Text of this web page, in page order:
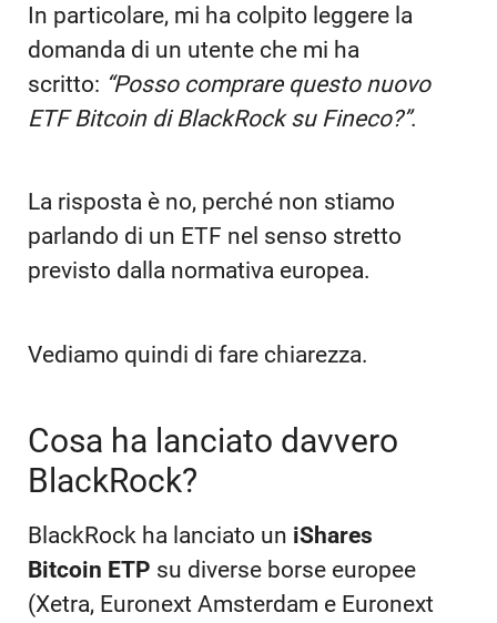
In particolare, mi ha colpito leggere la
domanda di un utente che mi ha
scritto: “Posso comprare questo nuovo
ETF Bitcoin di BlackRock su Fineco?”.
La risposta è no, perché non stiamo
parlando di un ETF nel senso stretto
previsto dalla normativa europea.
Vediamo quindi di fare chiarezza.
Cosa ha lanciato davvero
BlackRock?
BlackRock ha lanciato un iShares
Bitcoin ETP su diverse borse europee
(Xetra, Euronext Amsterdam e Euronext